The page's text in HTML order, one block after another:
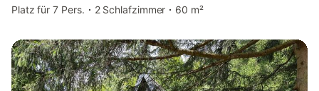
Platz für 7 Pers.
2 Schlafzimmer 60 m²